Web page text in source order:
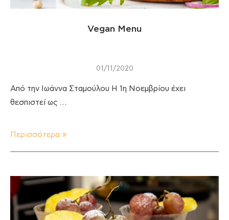
Vegan Menu
01/11/2020
Από την Ιωάννα Σταμούλου Η 1η Νοεμβρίου έχει
θεσπιστεί ως …
Περισσότερα